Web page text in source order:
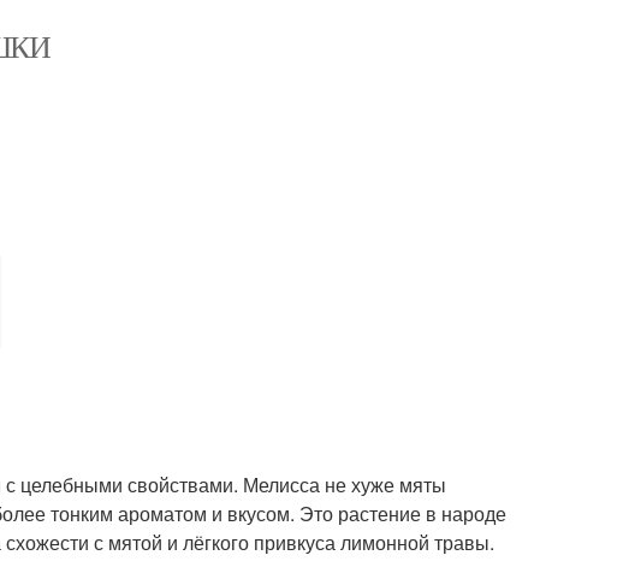
целебными свойствами. Мелисса не хуже мяты
тонким ароматом и вкусом. Это растение в народе
с мятой и лёгкого привкуса лимонной травы.